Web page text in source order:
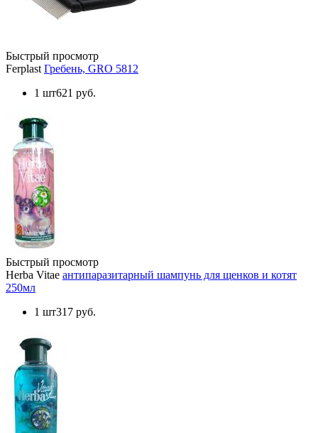
Быстрый просмотр
Ferplast Гребень, GRO 5812
1 шт621 руб.
Быстрый просмотр
Herba Vitae антипаразитарный шампунь для щенков и котят
250мл
1 шт317 руб.